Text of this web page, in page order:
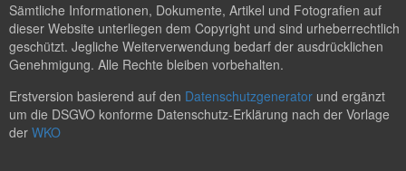
Sämtliche Informationen, Dokumente, Artikel und Fotografien auf
dieser Website unterliegen dem Copyright und sind urheberrechtlich
geschützt. Jegliche Weiterverwendung bedarf der ausdrücklichen
Genehmigung. Alle Rechte bleiben vorbehalten.
Erstversion basierend auf den Datenschutzgenerator und ergänzt
um die DSGVO konforme Datenschutz-Erklärung nach der Vorlage
der WKO